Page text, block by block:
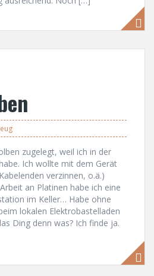
zugelegt, weil ich in der
Ich wollte mit dem Gerät
verzinnen, o.ä.)
an Platinen habe ich eine
im Keller… Habe ohne
lokalen Elektrobastelladen
Ding denn was? Ich finde ja.